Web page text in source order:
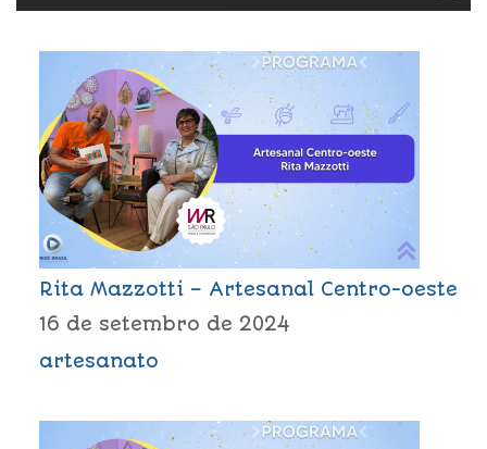
Rita Mazzotti – Artesanal Centro-oeste
16 de setembro de 2024
artesanato